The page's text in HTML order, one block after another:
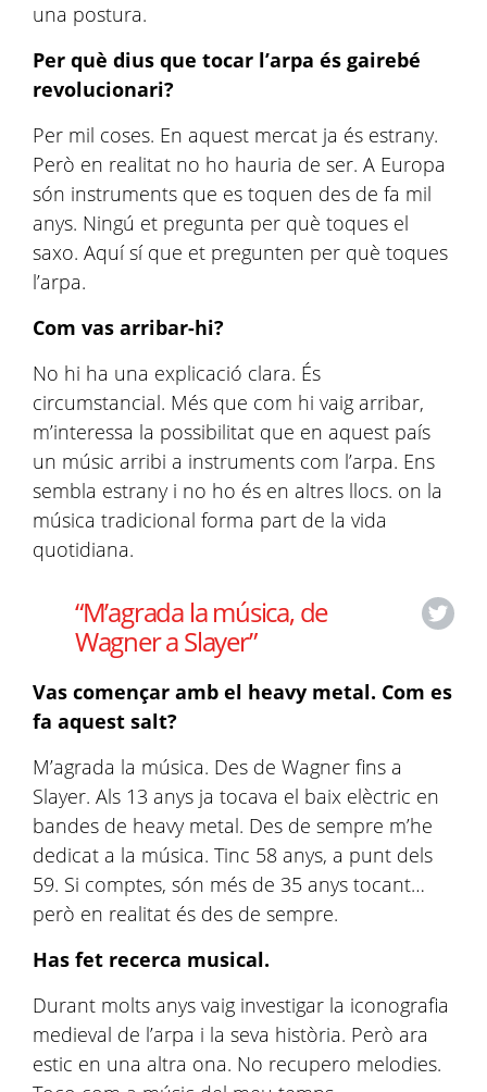
una postura.
Per què dius que tocar l’arpa és gairebé
revolucionari?
Per mil coses. En aquest mercat ja és estrany.
Però en realitat no ho hauria de ser. A Europa
són instruments que es toquen des de fa mil
anys. Ningú et pregunta per què toques el
saxo. Aquí sí que et pregunten per què toques
l’arpa.
Com vas arribar-hi?
No hi ha una explicació clara. És
circumstancial. Més que com hi vaig arribar,
m’interessa la possibilitat que en aquest país
un músic arribi a instruments com l’arpa. Ens
sembla estrany i no ho és en altres llocs. on la
música tradicional forma part de la vida
quotidiana.
“M’agrada la música, de
Wagner a Slayer”
Vas començar amb el heavy metal. Com es
fa aquest salt?
M’agrada la música. Des de Wagner fins a
Slayer. Als 13 anys ja tocava el baix elèctric en
bandes de heavy metal. Des de sempre m’he
dedicat a la música. Tinc 58 anys, a punt dels
59. Si comptes, són més de 35 anys tocant…
però en realitat és des de sempre.
Has fet recerca musical.
Durant molts anys vaig investigar la iconografia
medieval de l’arpa i la seva història. Però ara
estic en una altra ona. No recupero melodies.